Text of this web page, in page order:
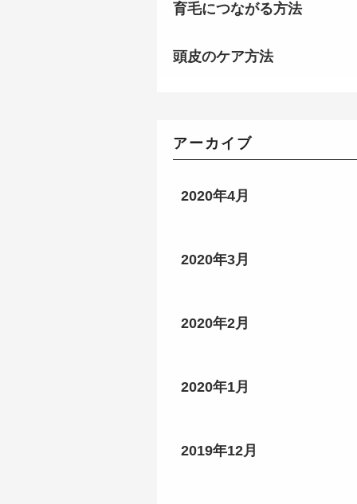
育毛につながる方法
頭皮のケア方法
アーカイブ
2020年4月
2020年3月
2020年2月
2020年1月
2019年12月